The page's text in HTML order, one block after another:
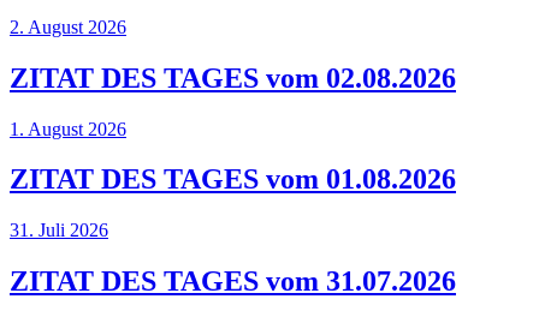
2. August 2026
ZITAT DES TAGES vom 02.08.2026
1. August 2026
ZITAT DES TAGES vom 01.08.2026
31. Juli 2026
ZITAT DES TAGES vom 31.07.2026